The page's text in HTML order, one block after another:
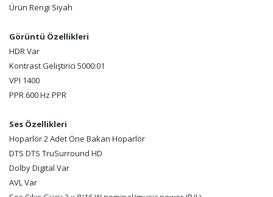
Ürün Rengi Siyah
Görüntü Özellikleri
HDR Var
Kontrast Geliştirici 5000:01
VPI 1400
PPR 600 Hz PPR
Ses Özellikleri
Hoparlör 2 Adet Öne Bakan Hoparlör
DTS DTS TruSurround HD
Dolby Digital Var
AVL Var